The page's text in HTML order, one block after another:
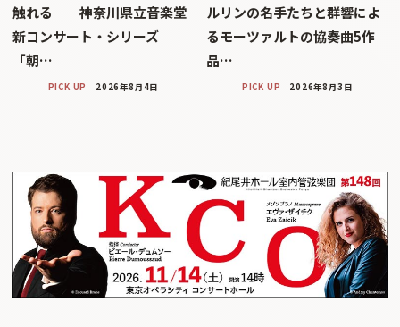
触れる──神奈川県立音楽堂
新コンサート・シリーズ
「朝…
PICK UP 2026年8月4日
ルリンの名手たちと群響によ
るモーツァルトの協奏曲5作
品…
PICK UP 2026年8月3日